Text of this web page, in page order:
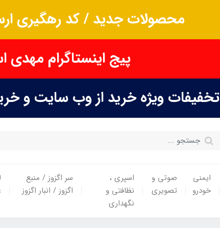
محصولات جدید / کد رهگیری
پیج اینستاگرام مهدی
تخفیفات ویژه خرید از وب سایت و
ایمنی
خودرو
صوتی و
تصویری
اسپری ،
نظافتی و
نگهداری
سر اگزوز / منبع
اگزوز / انبار اگزوز